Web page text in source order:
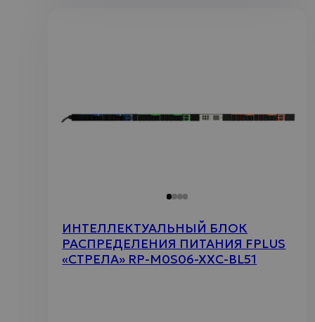
ИНТЕЛЛЕКТУАЛЬНЫЙ БЛОК
РАСПРЕДЕЛЕНИЯ ПИТАНИЯ FPLUS
«СТРЕЛА» RP-M0S06-XXC-BL51